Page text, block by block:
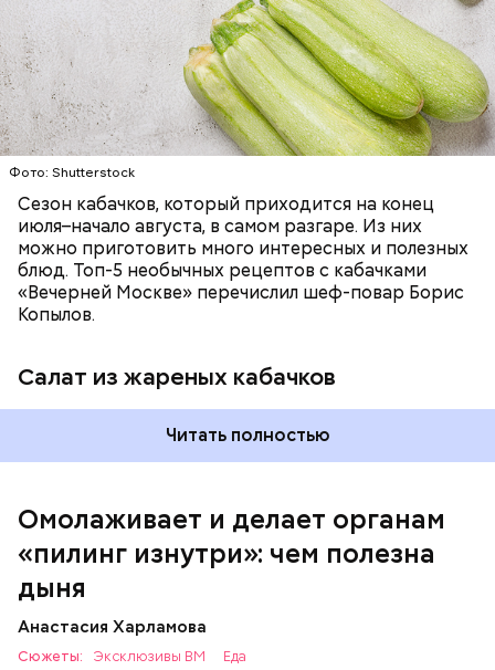
Фото: Shutterstock
Сезон кабачков, который приходится на конец
июля–начало августа, в самом разгаре. Из них
можно приготовить много интересных и полезных
блюд. Топ-5 необычных рецептов с кабачками
«Вечерней Москве» перечислил шеф-повар Борис
Копылов.
Салат из жареных кабачков
Читать полностью
ЕДА ОВОЩИ РЕЦЕПТЫ
Омолаживает и делает органам
«пилинг изнутри»: чем полезна
дыня
Анастасия Харламова
Сюжеты: Эксклюзивы ВМ
Еда
ногти и оказывает омолаживающее действие;
витамин С — работает как антиоксидант,
клетчатка — достаточно нежная и забирает
излишки холестерина, сахара и соли тяжелых
фолиевая кислота (в большом количестве) —
она необходима беременным женщинам,
чтобы формировалась нервная трубка у
плода. Также ее рекомендуют принимать для
— В момент стресса он держит сосуды под
контролем и контролирует более 300 реакций
Вред дыни
Фото: Shutterstock